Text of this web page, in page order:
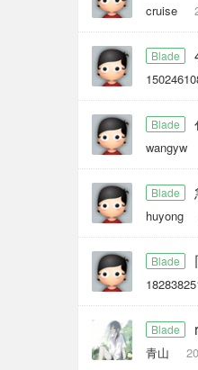
cruise
Blade
Blade
wangyw
Blade
huyong
Blade
Blade
青山